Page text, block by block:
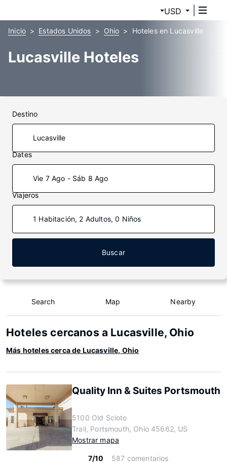
USD
Inicio Estados Unidos Ohio Hoteles en Lucasville
Lucasville Hoteles
Destino
Dates
Vie 7 Ago - Sáb 8 Ago
Viajeros
1 Habitación, 2 Adultos, 0 Niños
Buscar
Search Map Nearby
Hoteles cercanos a Lucasville, Ohio
Más hoteles cerca de Lucasville, Ohio
Quality Inn & Suites Portsmouth
5100 Old Scioto
Trail, Portsmouth, Ohio 45662, US
Mostrar mapa
7/10
587 comentarios